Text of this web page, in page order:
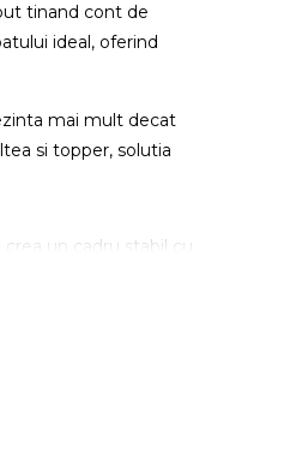
tinand cont de
ideal, oferind
mai mult decat
si topper, solutia
un cadru stabil cu
saltelei pentru a